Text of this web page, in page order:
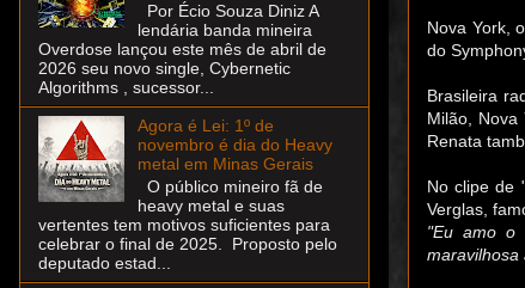
Nova York,
do
Brasileira
Milão, Nova
Renata
No clipe de
Verglas,
"Eu amo o
maravilhosa
Por Écio Souza Diniz A
lendária banda mineira
Overdose lançou este mês de abril de
2026 seu novo single, Cybernetic
Algorithms , sucessor...
Agora é Lei: 1º de
novembro é dia do Heavy
metal em Minas Gerais
O público mineiro fã de
heavy metal e suas
vertentes tem motivos suficientes para
celebrar o final de 2025. Proposto pelo
deputado estad...